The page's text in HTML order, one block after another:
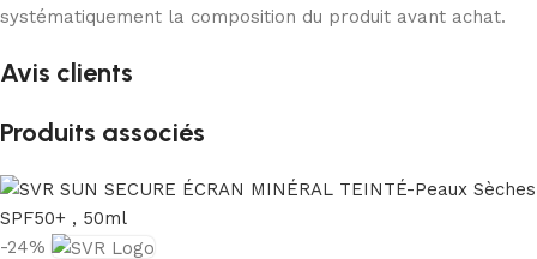
systématiquement la composition du produit avant achat.
Avis clients
Produits associés
-24%